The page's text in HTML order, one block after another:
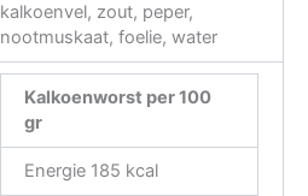
kalkoenvel, zout, peper,
nootmuskaat, foelie, water
Kalkoenworst per 100
gr
Energie 185 kcal